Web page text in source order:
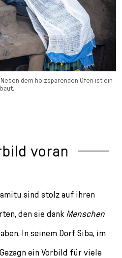
dem holzsparenden Ofen ist ein
voran
sind stolz auf ihren
den sie dank Menschen
In seinem Dorf Siba, im
ein Vorbild für viele